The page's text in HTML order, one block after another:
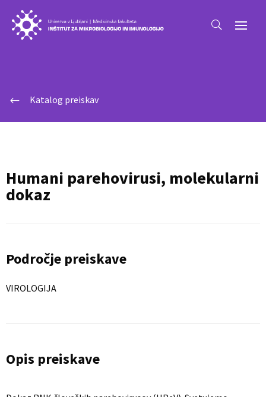
# Katalog preiskav
Humani parehovirusi, molekularni
dokaz
Področje preiskave
VIROLOGIJA
Opis preiskave